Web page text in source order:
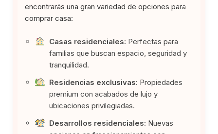
encontrarás una gran variedad de opciones para
comprar casa:
Casas residenciales: Perfectas para
familias que buscan espacio, seguridad y
tranquilidad.
Residencias exclusivas: Propiedades
premium con acabados de lujo y
ubicaciones privilegiadas.
Desarrollos residenciales: Nuevas